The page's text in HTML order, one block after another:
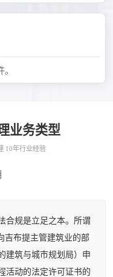
业务类型
10年行业经验
规是立足之本。所谓
吉布提主管建筑业的部
建筑与城市规划局）申
活动的法定许可证书的